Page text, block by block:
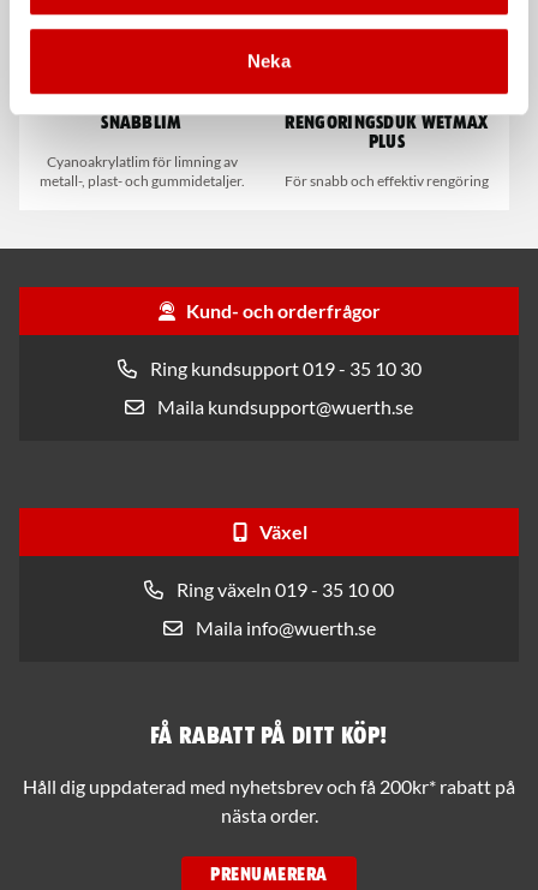
Neka
Snabblim
Cyanoakrylatlim för limning av
metall-, plast- och gummidetaljer.
Rengöringsduk Wetmax
Plus
För snabb och effektiv rengöring
Kund- och orderfrågor
Ring kundsupport 019 - 35 10 30
Maila kundsupport@wuerth.se
Växel
Ring växeln 019 - 35 10 00
Maila info@wuerth.se
Få rabatt på ditt köp!
Håll dig uppdaterad med nyhetsbrev och få 200kr* rabatt på
nästa order.
PRENUMERERA